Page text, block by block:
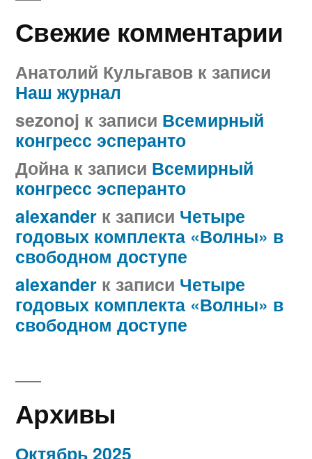
Свежие комментарии
Анатолий Кульгавов к записи
Наш журнал
sezonoj к записи Всемирный
конгресс эсперанто
Дойна к записи Всемирный
конгресс эсперанто
alexander к записи Четыре
годовых комплекта «Волны» в
свободном доступе
alexander к записи Четыре
годовых комплекта «Волны» в
свободном доступе
Архивы
Октябрь 2025